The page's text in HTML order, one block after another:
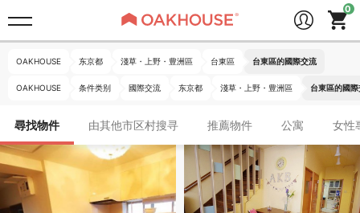
OAKHOUSE 东京都 淺草・上野・豊洲區 台東區 台東區的國際交流
OAKHOUSE 条件类别 國際交流 东京都 淺草・上野・豊洲區 台東區的國
尋找物件 由其他市区村搜寻 推薦物件 公寓 女性